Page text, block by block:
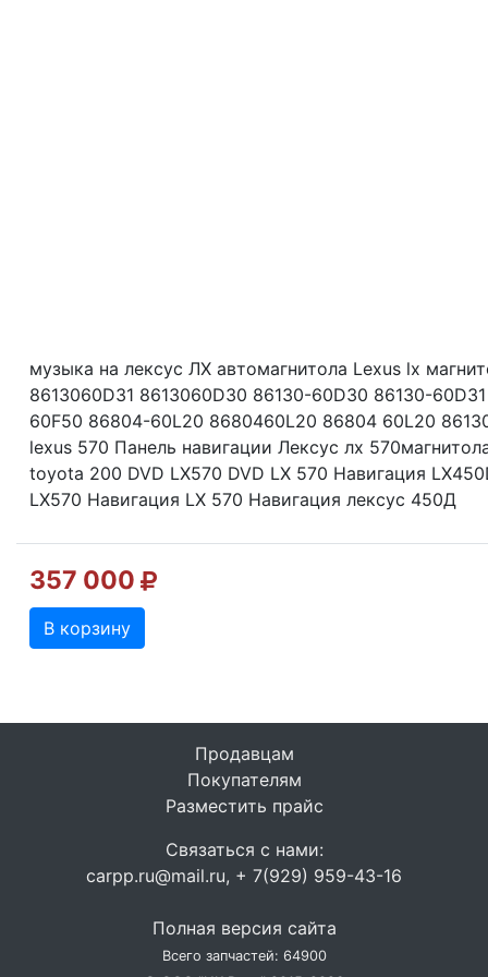
музыка на лексус ЛХ автомагнитола Lexus lx
8613060D31 8613060D30 86130-60D30 86130-
60F50 86804-60L20 8680460L20 86804 60L20
lexus 570 Панель навигации Лексус лх
toyota 200 DVD LX570 DVD LX 570 Навигация
LX570 Навигация LX 570 Навигация лексус 450Д
357 000
В корзину
Продавцам
Покупателям
Разместить прайс
Связаться с нами:
carpp.ru@mail.ru, + 7(929) 959-43-16
Полная версия сайта
Всего запчастей: 64900